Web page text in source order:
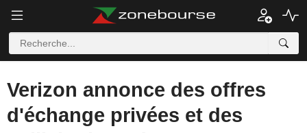
Verizon annonce des offres
d'échange privées et des